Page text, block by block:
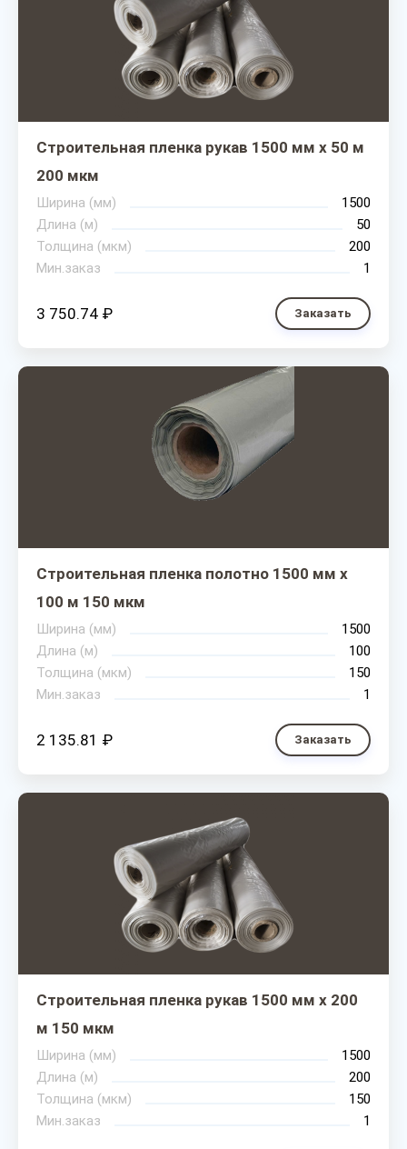
Строительная пленка рукав 1500 мм х 50 м
200 мкм
Ширина (мм)
1500
Длина (м)
50
Толщина (мкм)
200
Мин.заказ
1
3 750.74 ₽ Заказать
Строительная пленка полотно 1500 мм х
100 м 150 мкм
Ширина (мм)
1500
Длина (м)
100
Толщина (мкм)
150
Мин.заказ
1
2 135.81 ₽ Заказать
Строительная пленка рукав 1500 мм х 200
м 150 мкм
Ширина (мм)
1500
Длина (м)
200
Толщина (мкм)
150
Мин.заказ
1